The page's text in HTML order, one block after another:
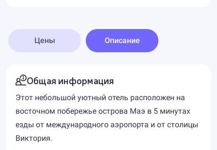
Цены Описание
Общая информация
Этот небольшой уютный отель расположен на
восточном побережье острова Маэ в 5 минутах
езды от международного аэропорта и от столицы
Виктория.